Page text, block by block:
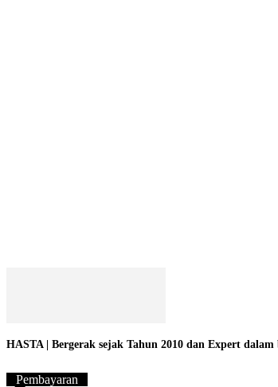
HASTA | Bergerak sejak Tahun 2010 dan Expert
Pembayaran